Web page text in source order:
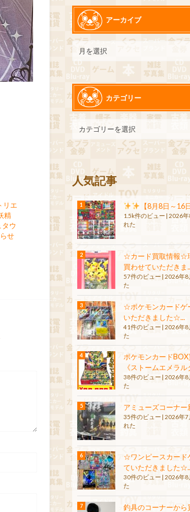
リエ
精
ウ
せ
アーカイブ
カテゴリー
人気記事
【8月8日～16
1.5k件のビュー
2026年
れた
☆カード買取情報☆
買わせていただきま
57件のビュー | 2026年8
た
☆ポケモンカードゲ
いただきました☆...
41件のビュー | 2026年8
た
ポケモンカードBOX
《ストームエメラル
38件のビュー
2026年8
た
アミューズコーナー
35件のビュー | 2026年7
れた
☆ワンピースカード
ていただきました
30件のビュー
2026年8
た
釣具のコーナーから